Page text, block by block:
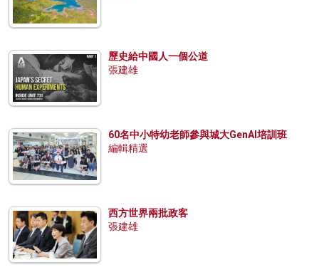
歷史給中國人一個公道
張建雄
60名中小特幼老師參與城大GenAI培訓班
編輯精選
西方世界兩批政客
張建雄